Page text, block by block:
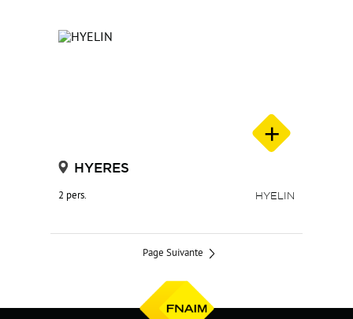
HYERES
2 pers. HYELIN
Page Suivante